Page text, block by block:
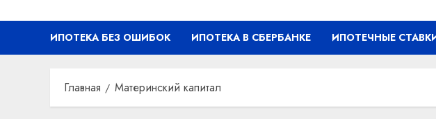
ИПОТЕКА БЕЗ ОШИБОК ИПОТЕКА В СБЕРБАНКЕ ИПОТЕЧНЫЕ
Главная Материнский капитал